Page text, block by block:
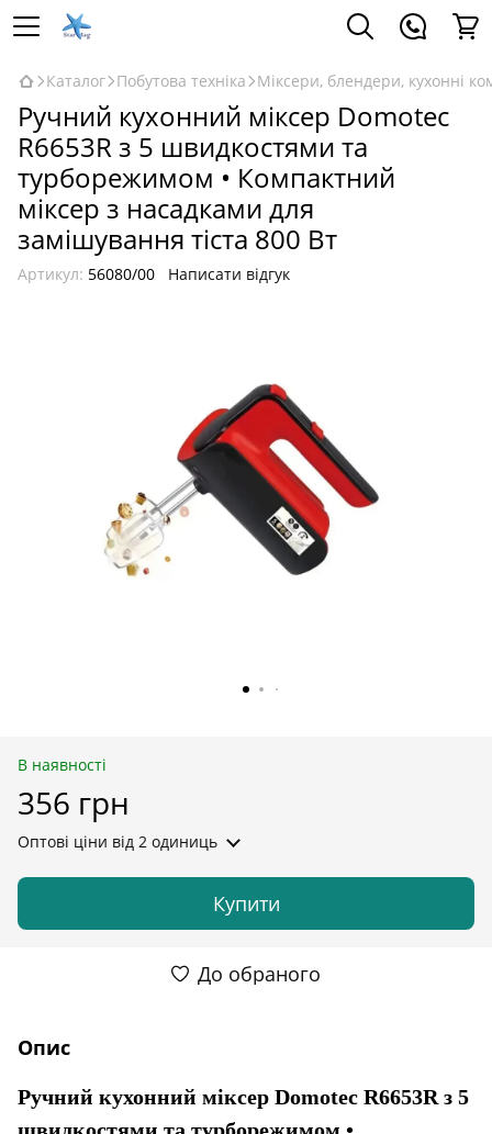
Каталог Побутова техніка Міксери, блендери, кухонні
Ручний кухонний міксер Domotec
R6653R з 5 швидкостями та
турборежимом • Компактний
міксер з насадками для
замішування тіста 800 Вт
Артикул: 56080/00 Написати відгук
В наявності
356 грн
Оптові ціни від 2 одиниць
Купити
До обраного
Опис
Ручний кухонний міксер Domotec R6653R з 5
швидкостями та турборежимом •